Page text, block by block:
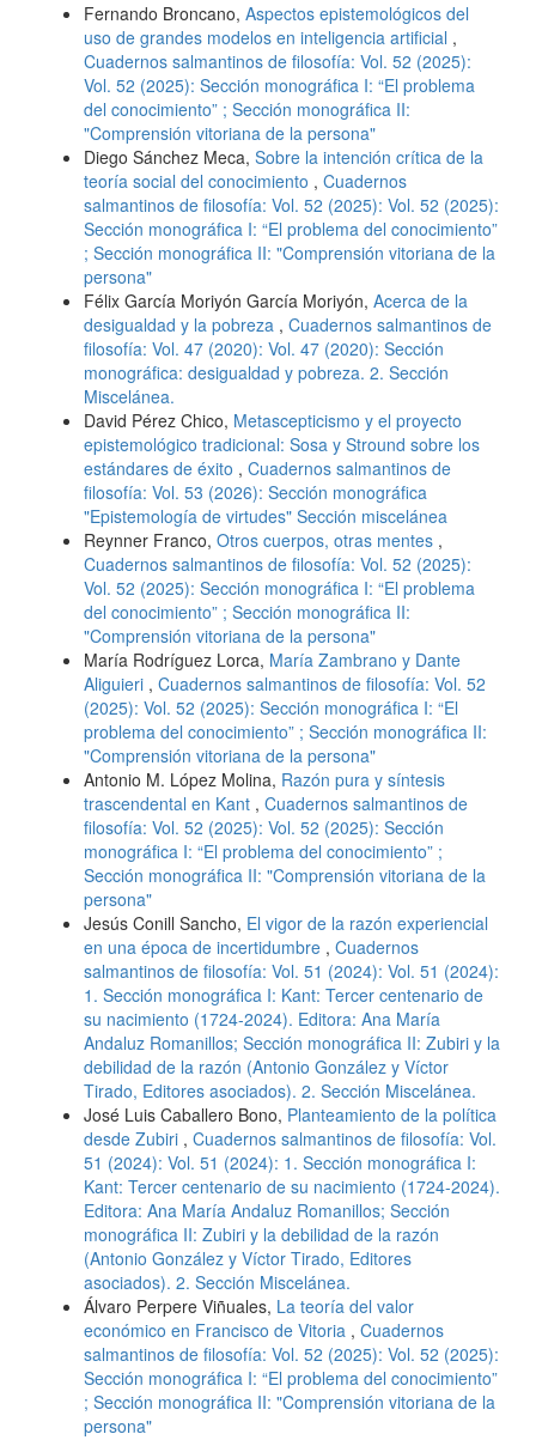
Fernando Broncano, Aspectos epistemológicos del
uso de grandes modelos en inteligencia artificial ,
Cuadernos salmantinos de filosofía: Vol. 52 (2025):
Vol. 52 (2025): Sección monográfica I: “El problema
del conocimiento” ; Sección monográfica II:
"Comprensión vitoriana de la persona"
Diego Sánchez Meca, Sobre la intención crítica de la
teoría social del conocimiento , Cuadernos
salmantinos de filosofía: Vol. 52 (2025): Vol. 52 (2025):
Sección monográfica I: “El problema del conocimiento”
; Sección monográfica II: "Comprensión vitoriana de la
persona"
Félix García Moriyón García Moriyón, Acerca de la
desigualdad y la pobreza , Cuadernos salmantinos de
filosofía: Vol. 47 (2020): Vol. 47 (2020): Sección
monográfica: desigualdad y pobreza. 2. Sección
Miscelánea.
David Pérez Chico, Metascepticismo y el proyecto
epistemológico tradicional: Sosa y Stround sobre los
estándares de éxito , Cuadernos salmantinos de
filosofía: Vol. 53 (2026): Sección monográfica
"Epistemología de virtudes" Sección miscelánea
Reynner Franco, Otros cuerpos, otras mentes ,
Cuadernos salmantinos de filosofía: Vol. 52 (2025):
Vol. 52 (2025): Sección monográfica I: “El problema
del conocimiento” ; Sección monográfica II:
"Comprensión vitoriana de la persona"
María Rodríguez Lorca, María Zambrano y Dante
Aliguieri , Cuadernos salmantinos de filosofía: Vol. 52
(2025): Vol. 52 (2025): Sección monográfica I: “El
problema del conocimiento” ; Sección monográfica II:
"Comprensión vitoriana de la persona"
Antonio M. López Molina, Razón pura y síntesis
trascendental en Kant , Cuadernos salmantinos de
filosofía: Vol. 52 (2025): Vol. 52 (2025): Sección
monográfica I: “El problema del conocimiento” ;
Sección monográfica II: "Comprensión vitoriana de la
persona"
Jesús Conill Sancho, El vigor de la razón experiencial
en una época de incertidumbre , Cuadernos
salmantinos de filosofía: Vol. 51 (2024): Vol. 51 (2024):
1. Sección monográfica I: Kant: Tercer centenario de
su nacimiento (1724-2024). Editora: Ana María
Andaluz Romanillos; Sección monográfica II: Zubiri y la
debilidad de la razón (Antonio González y Víctor
Tirado, Editores asociados). 2. Sección Miscelánea.
José Luis Caballero Bono, Planteamiento de la política
desde Zubiri , Cuadernos salmantinos de filosofía: Vol.
51 (2024): Vol. 51 (2024): 1. Sección monográfica I:
Kant: Tercer centenario de su nacimiento (1724-2024).
Editora: Ana María Andaluz Romanillos; Sección
monográfica II: Zubiri y la debilidad de la razón
(Antonio González y Víctor Tirado, Editores
asociados). 2. Sección Miscelánea.
Álvaro Perpere Viñuales, La teoría del valor
económico en Francisco de Vitoria , Cuadernos
salmantinos de filosofía: Vol. 52 (2025): Vol. 52 (2025):
Sección monográfica I: “El problema del conocimiento”
; Sección monográfica II: "Comprensión vitoriana de la
persona"